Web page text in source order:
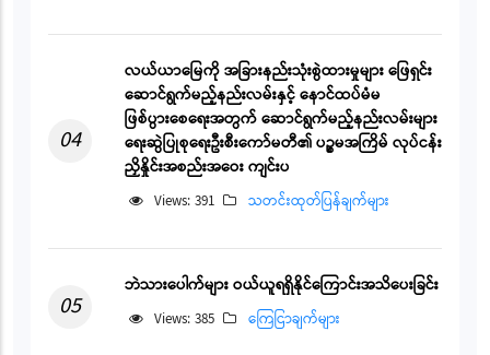
04
လယ်ယာမြေကို အခြားနည်းသုံးစွဲထားမှုများ ဖြေရှင်း
ဆောင်ရွက်မည့်နည်းလမ်းနှင့် နောင်ထပ်မံမ
ဖြစ်ပွားစေရေးအတွက် ဆောင်ရွက်မည့်နည်းလမ်းများ
ရေးဆွဲပြုစုရေးဦးစီးကော်မတီ၏ ပဉ္စမအကြိမ် လုပ်ငန်း
ညှိနှိုင်းအစည်းအဝေး ကျင်းပ
Views: 391 သတင်းထုတ်ပြန်ချက်များ
05
ဘဲသားပေါက်များ ဝယ်ယူရရှိနိုင်ကြောင်းအသိပေးခြင်း
Views: 385 ကြေငြာချက်များ